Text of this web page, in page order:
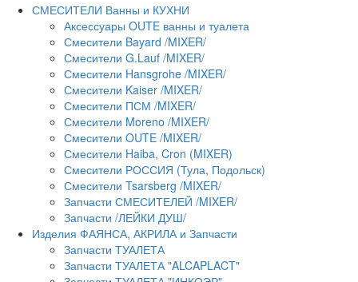
СМЕСИТЕЛИ Ванны и КУХНИ
Аксессуары OUTE ванны и туалета
Смесители Bayard /MIXER/
Смесители G.Lauf /MIXER/
Смесители Hansgrohe /MIXER/
Смесители Kaiser /MIXER/
Смесители ПСМ /MIXER/
Смесители Moreno /MIXER/
Смесители OUTE /MIXER/
Смесители Haiba, Cron (MIXER)
Смесители РОССИЯ (Тула, Подольск)
Смесители Tsarsberg /MIXER/
Запчасти СМЕСИТЕЛЕЙ /MIXER/
Запчасти /ЛЕЙКИ ДУШ/
Изделия ФАЯНСА, АКРИЛА и Запчасти
Запчасти ТУАЛЕТА
Запчасти ТУАЛЕТА "ALCAPLACT"